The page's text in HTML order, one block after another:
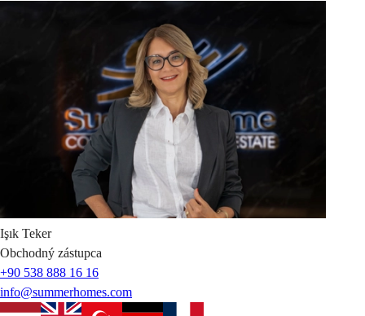
Işık Teker
Obchodný zástupca
+90 538 888 16 16
info@summerhomes.com